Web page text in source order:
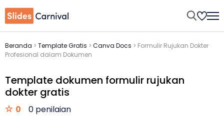
Beranda > Template Gratis > Canva Docs > Formulir Rujukan Dokter
Profesional dalam Dokumen
Template dokumen formulir rujukan
dokter gratis
0 0 penilaian